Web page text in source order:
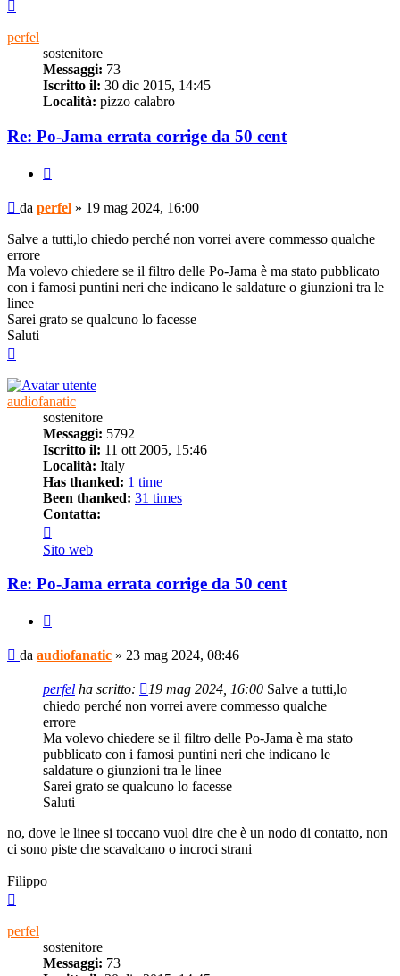
perfel
sostenitore
Messaggi: 73
Iscritto il: 30 dic 2015, 14:45
Località: pizzo calabro
Re: Po-Jama errata corrige da 50 cent
Messaggio
da perfel » 19 mag 2024, 16:00
Salve a tutti,lo chiedo perché non vorrei avere commesso qualche
errore
Ma volevo chiedere se il filtro delle Po-Jama è ma stato pubblicato
con i famosi puntini neri che indicano le saldature o giunzioni tra le
linee
Sarei grato se qualcuno lo facesse
Saluti
audiofanatic
sostenitore
Messaggi: 5792
Iscritto il: 11 ott 2005, 15:46
Località: Italy
Has thanked: 1 time
Been thanked: 31 times
Contatta:
audiofanatic
Sito web
Re: Po-Jama errata corrige da 50 cent
Messaggio
da audiofanatic » 23 mag 2024, 08:46
perfel ha scritto: 19 mag 2024, 16:00 Salve a tutti,lo
chiedo perché non vorrei avere commesso qualche
errore
Ma volevo chiedere se il filtro delle Po-Jama è ma stato
pubblicato con i famosi puntini neri che indicano le
saldature o giunzioni tra le linee
Sarei grato se qualcuno lo facesse
Saluti
no, dove le linee si toccano vuol dire che è un nodo di contatto, non
ci sono piste che scavalcano o incroci strani
Filippo
perfel
sostenitore
Messaggi: 73